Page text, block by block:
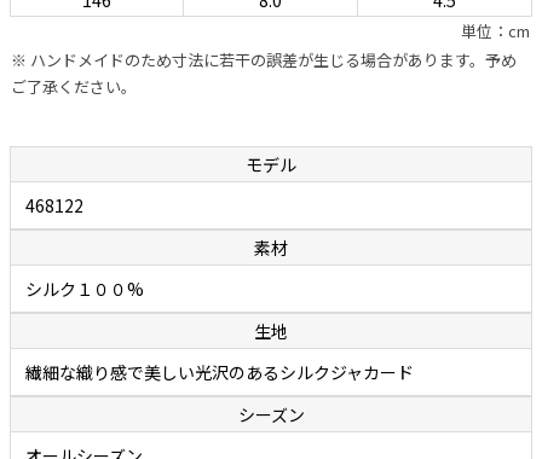
しているカミチェリアは少なくありませんが、他社に外注していると
ころが多いのが事実。それに対しボレッリでは、ネクタイ専門の職人
を抱え、型紙の作成から生地の裁断・縫製に至るまで、すべてをイタリ
アの自社工場で行っています。世界中で称賛されているハンドメイド
ッリのネクタイは、膨らみがあって締めやすく、やわらかいのに緩み
ません。ファッション業界関係者の間でも評判で、ネクタイはボレッ
リと決めている人が多いのが頷けます。
余談ですが、ボレッリのネクタイの締めやすさは「独特の縫製法」に
秘密があります。通常ネクタイの縫製は、ネクタイを横や斜めに置い
て縫い合わせていくのですが、ボレッリでは縦に置いて真ん中を縫い
合わせていく繊細で難しい作業を行っています。この独特の縫製法と
アイロンワークによって、膨らみがあって締めやすいネクタイが作り出
されます。
単位：cm
※ ハンドメイドのため寸法に若干の誤差が生じる場合があります。予め
ご了承ください。
モデル
468122
素材
シルク１００%
生地
繊細な織り感で美しい光沢のあるシルクジャカード
シーズン